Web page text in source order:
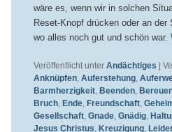
wäre es, wenn wir in solchen
Reset-Knopf drücken oder an der
wo alles noch gut und schön war.
Veröffentlicht unter Andächtiges |
Anknüpfen, Auferstehung,
Barmherzigkeit, Beenden,
Bruch, Ende, Freundschaft,
Gesellschaft, Gnade, Gnädig,
Jesus Christus Kreuzigung,